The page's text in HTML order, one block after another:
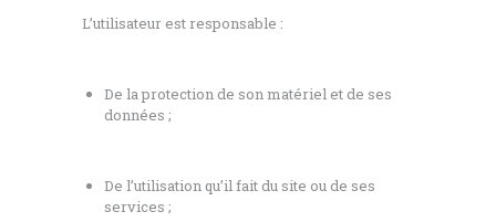
L’utilisateur est responsable :
De la protection de son matériel et de ses
données ;
De l’utilisation qu’il fait du site ou de ses
services ;